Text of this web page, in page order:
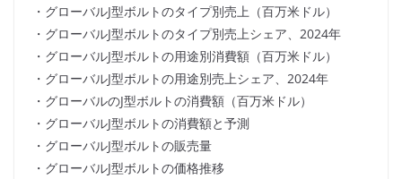
・グローバルJ型ボルトのタイプ別売上（百万米ドル）
・グローバルJ型ボルトのタイプ別売上シェア、2024年
・グローバルJ型ボルトの用途別消費額（百万米ドル）
・グローバルJ型ボルトの用途別売上シェア、2024年
・グローバルのJ型ボルトの消費額（百万米ドル）
・グローバルJ型ボルトの消費額と予測
・グローバルJ型ボルトの販売量
・グローバルJ型ボルトの価格推移